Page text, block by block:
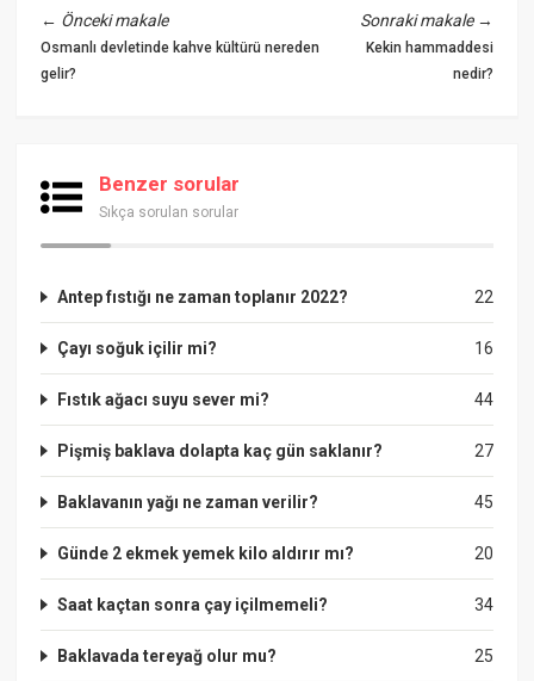
← Önceki makale
Osmanlı devletinde kahve kültürü nereden
gelir?
Sonraki makale→
Kekin hammaddesi
nedir?
Benzer sorular
Sıkça sorulan sorular
22
Antep fıstığı ne zaman toplanır 2022?
16
Çayı soğuk içilir mi?
44
Fıstık ağacı suyu sever mi?
27
Pişmiş baklava dolapta kaç gün saklanır?
45
Baklavanın yağı ne zaman verilir?
20
Günde 2 ekmek yemek kilo aldırır mı?
34
Saat kaçtan sonra çay içilmemeli?
25
Baklavada tereyağ olur mu?